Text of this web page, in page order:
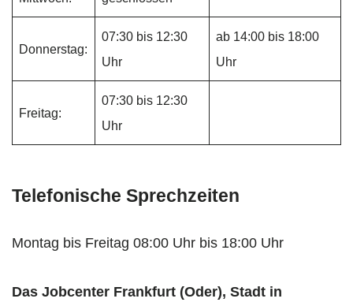
Donnerstag:
07:30 bis 12:30
Uhr
ab 14:00 bis 18:00
Uhr
Freitag:
07:30 bis 12:30
Uhr
Telefonische Sprechzeiten
Montag bis Freitag 08:00 Uhr bis 18:00 Uhr
Das Jobcenter Frankfurt (Oder), Stadt in